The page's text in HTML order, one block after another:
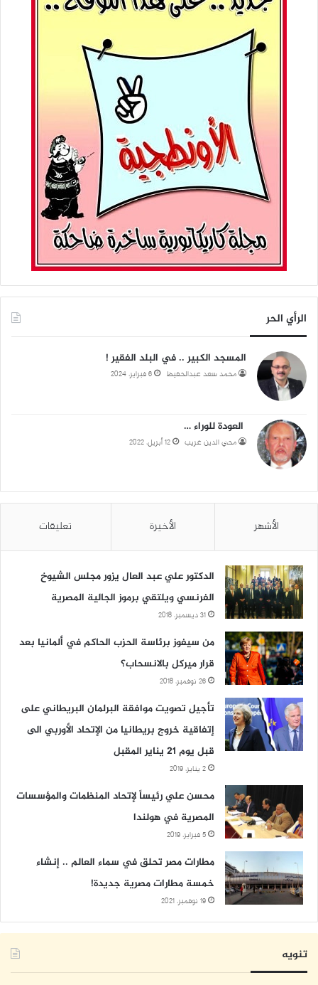
الرأي الحر
المسجد الكبير .. في البلد الفقير !
محمد سعد عبدالحفيظ 6 فبراير، 2024
العودة للوراء …
محي الدين غريب 12 أبريل، 2022
الأشهر الأخيرة تعليقات
الدكتور علي عبد العال يزور مجلس الشيوخ
الفرنسي ويلتقي برموز الجالية المصرية
31 ديسمبر، 2018
من سيفوز برئاسة الحزب الحاكم في ألمانيا بعد
قرار ميركل بالانسحاب؟
26 نوفمبر، 2018
تأجيل تصويت موافقة البرلمان البريطاني على
إتفاقية خروج بريطانيا من الإتحاد الأوربي الى
قبل يوم 21 يناير المقبل
2 يناير، 2019
محسن علي رئيساً لإتحاد المنظمات والمؤسسات
المصرية في هولندا
5 فبراير، 2019
مطارات مصر تحلق في سماء العالم .. إنشاء
خمسة مطارات مصرية جديدة!
19 نوفمبر، 2021
تنويه